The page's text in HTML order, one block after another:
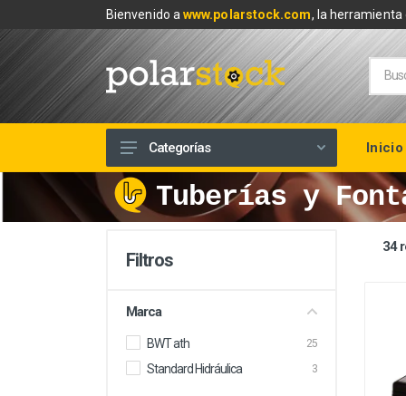
Bienvenido awww.polarstock.com, la herramienta
Calefacción
Climatización
Renovables
Baños
Piscinas
Categorías Inicio
Tuberías y
Filtros
Marca
BWT ath 25
Standard Hidráulica 3
34